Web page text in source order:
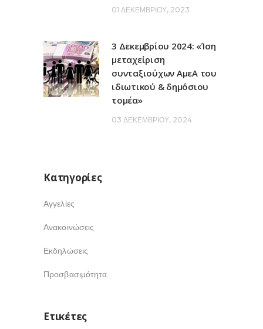
01 ΔΕΚΕΜΒΡΊΟΥ, 2023
3 Δεκεμβρίου 2024: «Ίση
μεταχείριση
συνταξιούχων ΑμεΑ του
ιδιωτικού & δημόσιου
τομέα»
03 ΔΕΚΕΜΒΡΊΟΥ, 2024
Kατηγορίες
Αγγελίες
Ανακοινώσεις
Εκδηλώσεις
Προσβασιμότητα
Ετικέτες